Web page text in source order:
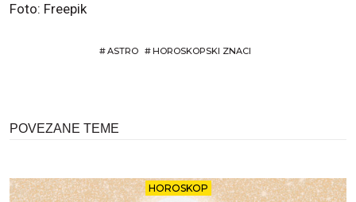
Foto: Freepik
#ASTRO #HOROSKOPSKI ZNACI
POVEZANE TEME
HOROSKOP